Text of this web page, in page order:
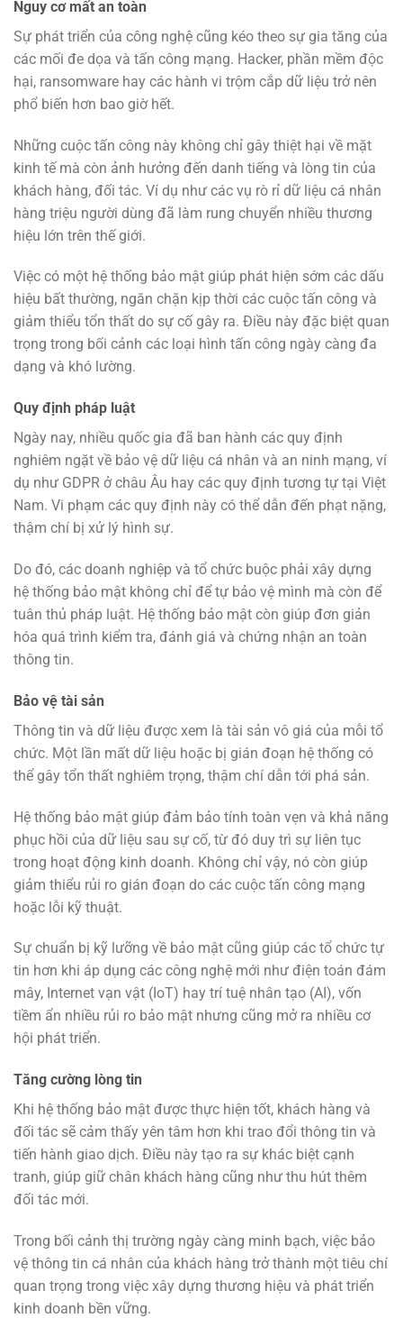
Nguy cơ mất an toàn
Sự phát triển của công nghệ cũng kéo theo sự gia tăng của
các mối đe dọa và tấn công mạng. Hacker, phần mềm độc
hại, ransomware hay các hành vi trộm cắp dữ liệu trở nên
phổ biến hơn bao giờ hết.
Những cuộc tấn công này không chỉ gây thiệt hại về mặt
kinh tế mà còn ảnh hưởng đến danh tiếng và lòng tin của
khách hàng, đối tác. Ví dụ như các vụ rò rỉ dữ liệu cá nhân
hàng triệu người dùng đã làm rung chuyển nhiều thương
hiệu lớn trên thế giới.
Việc có một hệ thống bảo mật giúp phát hiện sớm các dấu
hiệu bất thường, ngăn chặn kịp thời các cuộc tấn công và
giảm thiểu tổn thất do sự cố gây ra. Điều này đặc biệt quan
trọng trong bối cảnh các loại hình tấn công ngày càng đa
dạng và khó lường.
Quy định pháp luật
Ngày nay, nhiều quốc gia đã ban hành các quy định
nghiêm ngặt về bảo vệ dữ liệu cá nhân và an ninh mạng, ví
dụ như GDPR ở châu Âu hay các quy định tương tự tại Việt
Nam. Vi phạm các quy định này có thể dẫn đến phạt nặng,
thậm chí bị xử lý hình sự.
Do đó, các doanh nghiệp và tổ chức buộc phải xây dựng
hệ thống bảo mật không chỉ để tự bảo vệ mình mà còn để
tuân thủ pháp luật. Hệ thống bảo mật còn giúp đơn giản
hóa quá trình kiểm tra, đánh giá và chứng nhận an toàn
thông tin.
Bảo vệ tài sản
Thông tin và dữ liệu được xem là tài sản vô giá của mỗi tổ
chức. Một lần mất dữ liệu hoặc bị gián đoạn hệ thống có
thể gây tổn thất nghiêm trọng, thậm chí dẫn tới phá sản.
Hệ thống bảo mật giúp đảm bảo tính toàn vẹn và khả năng
phục hồi của dữ liệu sau sự cố, từ đó duy trì sự liên tục
trong hoạt động kinh doanh. Không chỉ vậy, nó còn giúp
giảm thiểu rủi ro gián đoạn do các cuộc tấn công mạng
hoặc lỗi kỹ thuật.
Sự chuẩn bị kỹ lưỡng về bảo mật cũng giúp các tổ chức tự
tin hơn khi áp dụng các công nghệ mới như điện toán đám
mây, Internet vạn vật (IoT) hay trí tuệ nhân tạo (AI), vốn
tiềm ẩn nhiều rủi ro bảo mật nhưng cũng mở ra nhiều cơ
hội phát triển.
Tăng cường lòng tin
Khi hệ thống bảo mật được thực hiện tốt, khách hàng và
đối tác sẽ cảm thấy yên tâm hơn khi trao đổi thông tin và
tiến hành giao dịch. Điều này tạo ra sự khác biệt cạnh
tranh, giúp giữ chân khách hàng cũng như thu hút thêm
đối tác mới.
Trong bối cảnh thị trường ngày càng minh bạch, việc bảo
vệ thông tin cá nhân của khách hàng trở thành một tiêu chí
quan trọng trong việc xây dựng thương hiệu và phát triển
kinh doanh bền vững.